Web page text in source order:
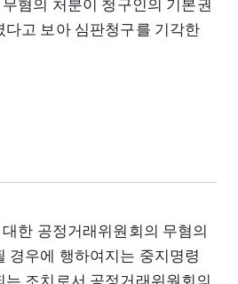
혐의 처분이 청구인의 기본권
다고 보아 심판청구를 기각한
한 공정거래위원회의 무혐의
경우에 행하여지는 중지명령
조치로서 공정거래위원회의